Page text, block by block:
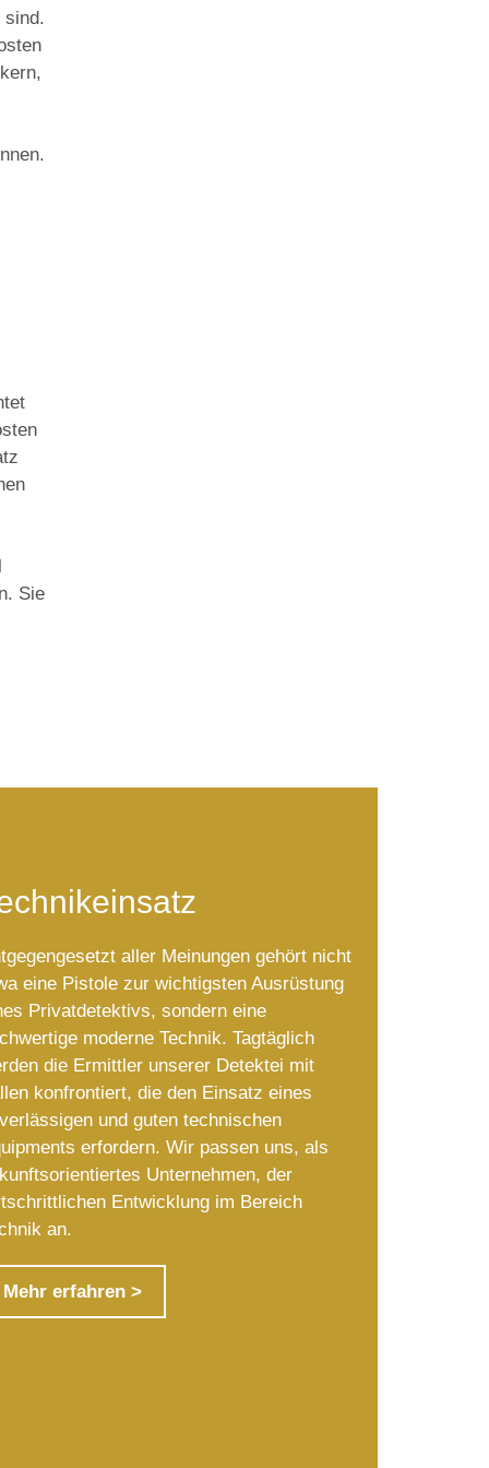
sind.
Sie
aller Meinungen gehört nicht
eine Pistole zur wichtigsten Ausrüstung
Privatdetektivs, sondern eine
moderne Technik. Tagtäglich
die Ermittler unserer Detektei mit
konfrontiert, die den Einsatz eines
und guten technischen
erfordern. Wir passen uns, als
Unternehmen, der
Entwicklung im Bereich
an.
Mehr erfahren >